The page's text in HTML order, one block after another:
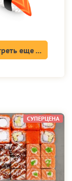
еще ...
СУПЕРЦЕНА